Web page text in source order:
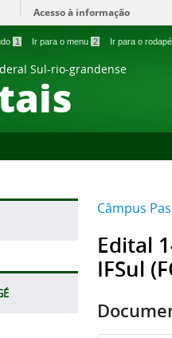
Acesso à informação
1 Ir para o menu 2 Ir para o rodapé
Sul-rio-grandense
Câmpus
Edital
IFSul